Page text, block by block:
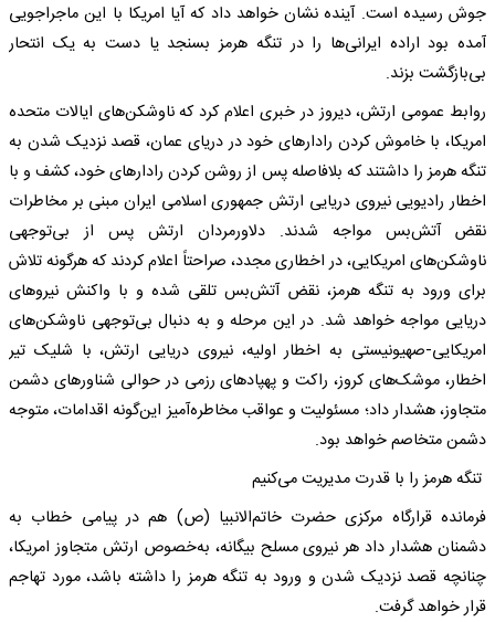
جوش رسیده است. آینده نشان خواهد داد که آیا امریکا با این ماجراجویی
آمده بود اراده ایرانی‌ها را در تنگه هرمز بسنجد یا دست به یک انتحار
بی‌بازگشت بزند.
روابط عمومی ارتش، دیروز در خبری اعلام کرد که ناوشکن‌های ایالات متحده
امریکا، با خاموش کردن رادار‌های خود در دریای عمان، قصد نزدیک شدن به
تنگه هرمز را داشتند که بلافاصله پس از روشن کردن رادار‌های خود، کشف و با
اخطار رادیویی نیروی دریایی ارتش جمهوری اسلامی ایران مبنی بر مخاطرات
نقض آتش‌بس مواجه شدند. دلاورمردان ارتش پس از بی‌توجهی
ناوشکن‌های امریکایی، در اخطاری مجدد، صراحتاً اعلام کردند که هرگونه تلاش
برای ورود به تنگه هرمز، نقض آتش‌بس تلقی شده و با واکنش نیرو‌های
دریایی مواجه خواهد شد. در این مرحله و به دنبال بی‌توجهی ناوشکن‌های
امریکایی‑صهیونیستی به اخطار اولیه، نیروی دریایی ارتش، با شلیک تیر
اخطار، موشک‌های کروز، راکت و پهپاد‌های رزمی در حوالی شناور‌های دشمن
متجاوز، هشدار داد؛ مسئولیت و عواقب مخاطره‌آمیز این‌گونه اقدامات، متوجه
دشمن متخاصم خواهد بود.
تنگه هرمز را با قدرت مدیریت می‌کنیم
فرمانده قرارگاه مرکزی حضرت خاتم‌الانبیا (ص) هم در پیامی خطاب به
دشمنان هشدار داد هر نیروی مسلح بیگانه، به‌خصوص ارتش متجاوز امریکا،
چنانچه قصد نزدیک شدن و ورود به تنگه هرمز را داشته باشد، مورد تهاجم
قرار خواهد گرفت.